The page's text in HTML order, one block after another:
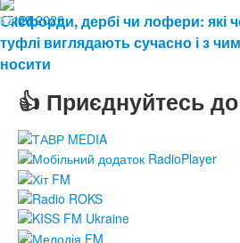
15.06.2026
121
Оксфорди, дербі чи лофери: які
туфлі виглядають сучасно і з
носити
👍 Приєднуйтесь